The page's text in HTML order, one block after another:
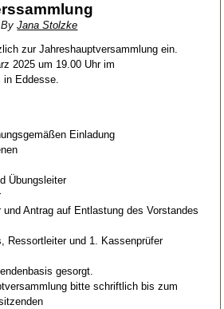
By Jana Stolzke
zur Jahreshauptversammlung ein.
2025 um 19.00 Uhr im
in Eddesse.
Einladung
Übungsleiter
Antrag auf Entlastung des Vorstandes
Ressortleiter und 1. Kassenprüfer
gesorgt.
bitte schriftlich bis zum